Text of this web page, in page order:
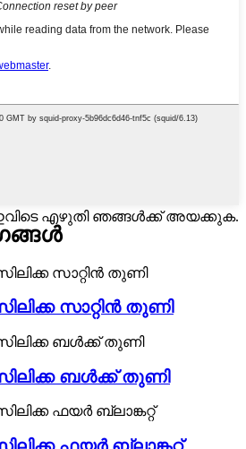
എഴുതി ഞങ്ങൾക്ക് അയക്കുക.
സാറ്റിൻ തുണി
ബൾക്ക് തുണി